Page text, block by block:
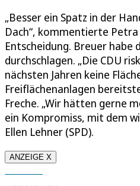
„Besser ein Spatz in der
Dach“, kommentierte Petra
Entscheidung. Breuer habe
durchschlagen. „Die CDU
nächsten Jahren keine
Freiflächenanlagen
Freche. „Wir hätten gerne
ein Kompromiss, mit dem
Ellen Lehner (SPD).
ANZEIGE X